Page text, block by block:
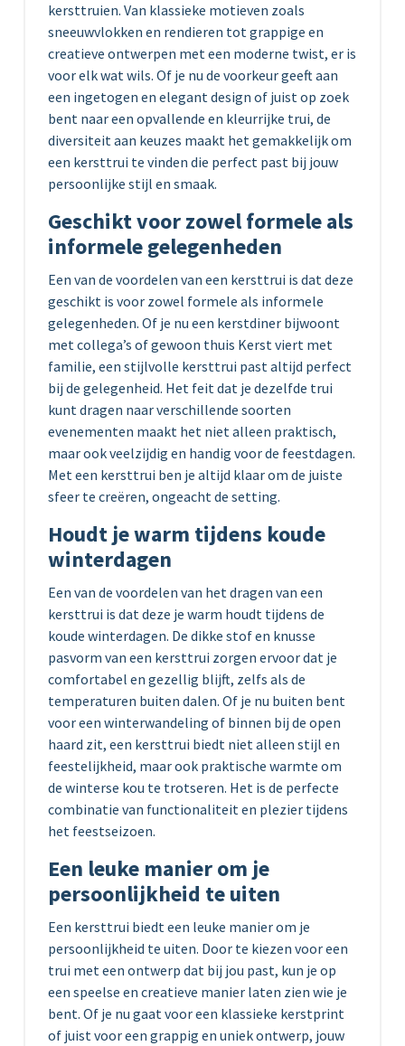
kersttruien. Van klassieke motieven zoals
sneeuwvlokken en rendieren tot grappige en
creatieve ontwerpen met een moderne twist, er is
voor elk wat wils. Of je nu de voorkeur geeft aan
een ingetogen en elegant design of juist op zoek
bent naar een opvallende en kleurrijke trui, de
diversiteit aan keuzes maakt het gemakkelijk om
een kersttrui te vinden die perfect past bij jouw
persoonlijke stijl en smaak.
Geschikt voor zowel formele als
informele gelegenheden
Een van de voordelen van een kersttrui is dat deze
geschikt is voor zowel formele als informele
gelegenheden. Of je nu een kerstdiner bijwoont
met collega’s of gewoon thuis Kerst viert met
familie, een stijlvolle kersttrui past altijd perfect
bij de gelegenheid. Het feit dat je dezelfde trui
kunt dragen naar verschillende soorten
evenementen maakt het niet alleen praktisch,
maar ook veelzijdig en handig voor de feestdagen.
Met een kersttrui ben je altijd klaar om de juiste
sfeer te creëren, ongeacht de setting.
Houdt je warm tijdens koude
winterdagen
Een van de voordelen van het dragen van een
kersttrui is dat deze je warm houdt tijdens de
koude winterdagen. De dikke stof en knusse
pasvorm van een kersttrui zorgen ervoor dat je
comfortabel en gezellig blijft, zelfs als de
temperaturen buiten dalen. Of je nu buiten bent
voor een winterwandeling of binnen bij de open
haard zit, een kersttrui biedt niet alleen stijl en
feestelijkheid, maar ook praktische warmte om
de winterse kou te trotseren. Het is de perfecte
combinatie van functionaliteit en plezier tijdens
het feestseizoen.
Een leuke manier om je
persoonlijkheid te uiten
Een kersttrui biedt een leuke manier om je
persoonlijkheid te uiten. Door te kiezen voor een
trui met een ontwerp dat bij jou past, kun je op
een speelse en creatieve manier laten zien wie je
bent. Of je nu gaat voor een klassieke kerstprint
of juist voor een grappig en uniek ontwerp, jouw